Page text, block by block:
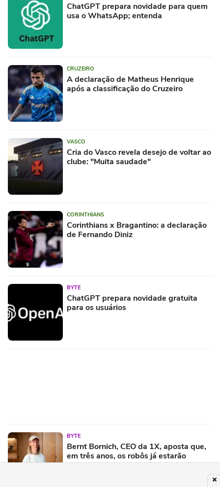
ChatGPT prepara novidade para quem
usa o WhatsApp; entenda
CRUZEIRO
A declaração de Matheus Henrique
após a classificação do Cruzeiro
VASCO
Cria do Vasco revela desejo de voltar ao
clube: "Muita saudade"
CORINTHIANS
Corinthians x Bragantino: a declaração
de Fernando Diniz
BYTE
ChatGPT prepara novidade gratuita
para os usuários
BYTE
Bernt Bornich, CEO da 1X, aposta que,
em três anos, os robôs já estarão
construindo a si mesmos